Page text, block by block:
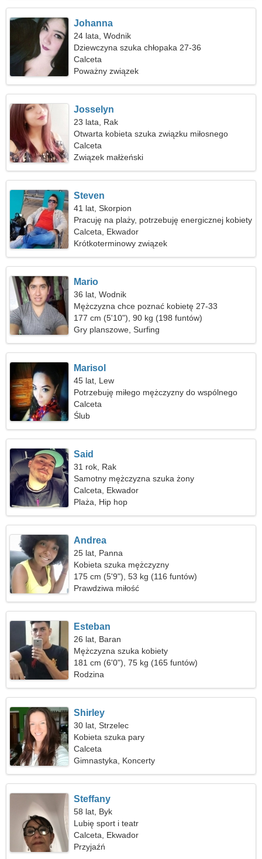
Johanna
24 lata, Wodnik
Dziewczyna szuka chłopaka 27-36
Calceta
Poważny związek
Josselyn
23 lata, Rak
Otwarta kobieta szuka związku miłosnego
Calceta
Związek małżeński
Steven
41 lat, Skorpion
Pracuję na plaży, potrzebuję energicznej kobiety
Calceta, Ekwador
Krótkoterminowy związek
Mario
36 lat, Wodnik
Mężczyzna chce poznać kobietę 27-33
177 cm (5'10"), 90 kg (198 funtów)
Gry planszowe, Surfing
Marisol
45 lat, Lew
Potrzebuję miłego mężczyzny do wspólnego
jeżdżenia na nartach
Calceta
Ślub
Said
31 rok, Rak
Samotny mężczyzna szuka żony
Calceta, Ekwador
Plaża, Hip hop
Andrea
25 lat, Panna
Kobieta szuka mężczyzny
175 cm (5'9"), 53 kg (116 funtów)
Prawdziwa miłość
Esteban
26 lat, Baran
Mężczyzna szuka kobiety
181 cm (6'0"), 75 kg (165 funtów)
Rodzina
Shirley
30 lat, Strzelec
Kobieta szuka pary
Calceta
Gimnastyka, Koncerty
Steffany
58 lat, Byk
Lubię sport i teatr
Calceta, Ekwador
Przyjaźń